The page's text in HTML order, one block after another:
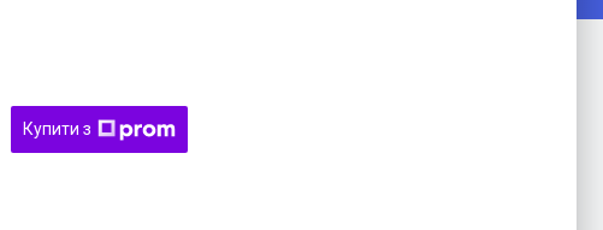
Купити з